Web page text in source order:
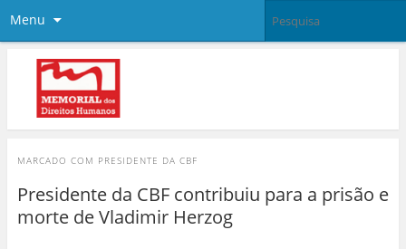
Menu
MARCADO COM PRESIDENTE DA CBF
Presidente da CBF contribuiu para a prisão e
morte de Vladimir Herzog